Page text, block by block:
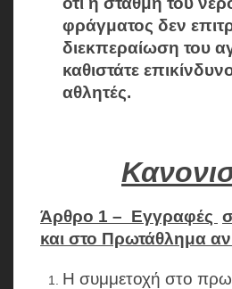
φράγματος δεν
διεκπεραίωση του
καθιστάτε
αθλητές.
Άρθρο 1 – Εγγραφές
και στο Πρωτάθλημα
Η συμμετοχή στο